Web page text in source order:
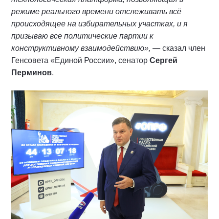
режиме реального времени отслеживать всё
происходящее на избирательных участках, и я
призываю все политические партии к
конструктивному взаимодействию», — сказал член
Генсовета «Единой России», сенатор Сергей
Перминов.